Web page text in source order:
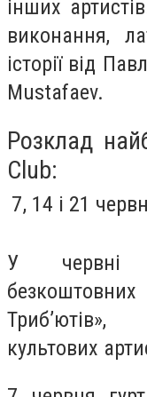
інших
виконання,
історії від
Mustafaev.
Розклад
Club:
7, 14 і 21
У червні
культових